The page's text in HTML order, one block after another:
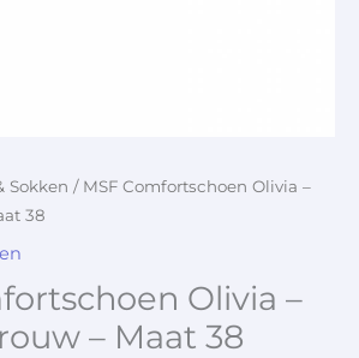
Sokken / MSF Comfortschoen Olivia –
38
Olivia –
– Maat 38